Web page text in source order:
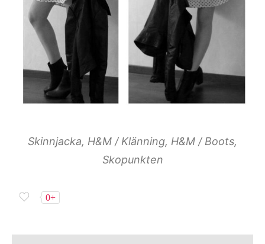
Skinnjacka, H&M / Klänning, H&M / Boots,
Skopunkten
0+